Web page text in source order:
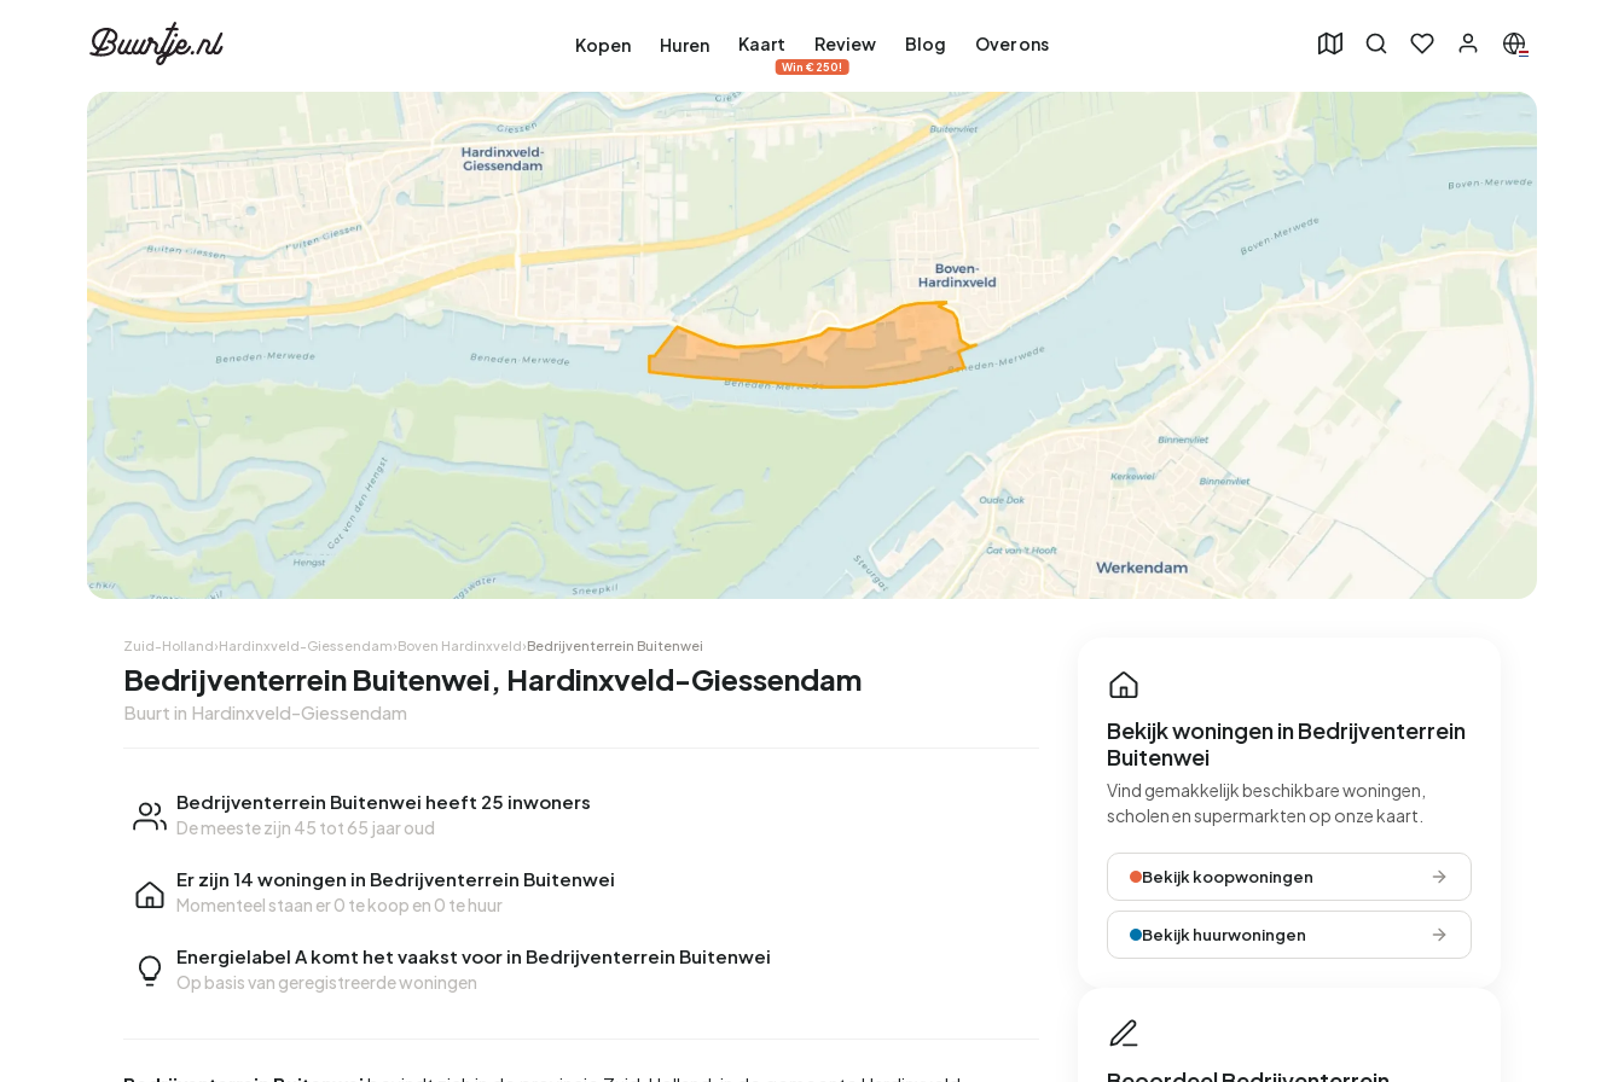
Kopen Huren Kaart Review
Win €250!
Blog Over ons
Zuid-Holland›Hardinxveld-Giessendam›Boven Hardinxveld›Bedrijventerrein Buitenwei
Bedrijventerrein Buitenwei, Hardinxveld-Giessendam
Buurt in Hardinxveld-Giessendam
Bedrijventerrein Buitenwei heeft 25 inwoners
De meeste zijn 45 tot 65 jaar oud
Er zijn 14 woningen in Bedrijventerrein Buitenwei
Momenteel staan er0 te koop en 0 te huur
Energielabel A komt het vaakst voor in Bedrijventerrein Buitenwei
Op basis van geregistreerde woningen
Bekijk woningen in Bedrijventerrein
Buitenwei
Vind gemakkelijk beschikbare woningen,
scholen en supermarkten op onze kaart.
Bekijk koopwoningen
Bekijk huurwoningen